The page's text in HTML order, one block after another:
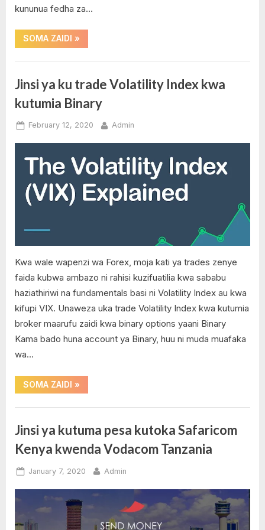
Exness
M-
Pesa
TigoPesa
kununua fedha za…
SOMA ZAIDI “Jinsi
ya
broker
wa
Forex”
»
Best
Forex
Brokers
Kenya
,
Best
Brokers
Tanzania
Regulators
,
Regulated
Jinsi ya ku trade Volatility Index kwa
kutumia Binary
Posted
February 12, 2020 By
Admin
Jinsi
ya
ku
trade
Binary
Kwa wale wapenzi wa Forex, moja kati ya trades zenye
faida kubwa ambazo ni rahisi kuzifuatilia kwa sababu
haziathiriwi na fundamentals basi ni Volatility Index au kwa
kifupi VIX. Unaweza uka trade Volatility Index kwa kutumia
broker maarufu zaidi kwa binary options yaani Binary
Kama bado huna account ya Binary, huu ni muda muafaka
wa…
SOMA ZAIDI “Jinsi
ya
trade
Index
kwa
kutumia
Binary”
»
Binary
Options
Trader
5
,
Jinsi ya kutuma pesa kutoka Safaricom
Kenya kwenda Vodacom Tanzania
Posted
January 7, 2020 By
Admin
Jinsi
ya